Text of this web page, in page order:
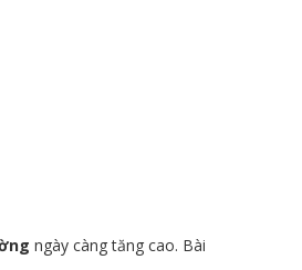
ngày càng tăng cao. Bài